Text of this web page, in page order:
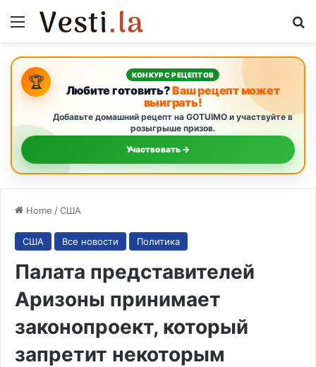
Menu
🏆 КОНКУРС РЕЦЕПТОВ
Любите готовить?Ваш рецепт может
выиграть!
Добавьте домашний рецепт на GOTUIMO и участвуйте в
розыгрыше призов.
Участвовать →
Home /США
США Все новости Политика
Палата представителей
Аризоны принимает
законопроект, который
запретит некоторым